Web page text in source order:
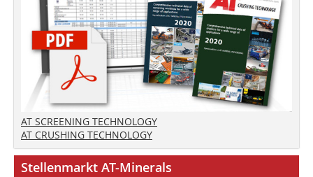
AT SCREENING TECHNOLOGY
AT CRUSHING TECHNOLOGY
Stellenmarkt AT-Minerals